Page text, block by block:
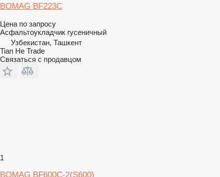
BOMAG BF223C
Цена по запросу
Асфальтоукладчик гусеничный
Узбекистан, Ташкент
Tian He Trade
Связаться с продавцом
1
BOMAG BF600C-2(S600)